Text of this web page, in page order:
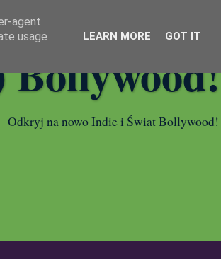
Bollywood!
Odkryj na nowo Indie i Świat Bollywood!
agent
usage
LEARN MORE GOT IT